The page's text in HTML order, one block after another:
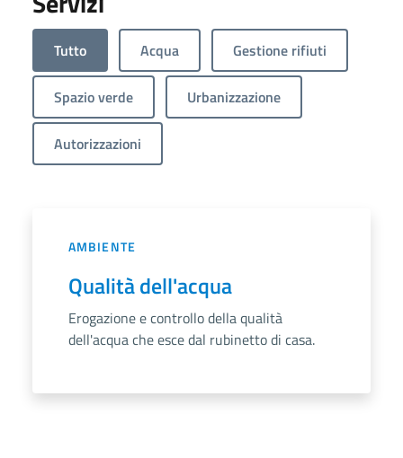
Tutto Acqua Gestione rifiuti
Spazio verde Urbanizzazione
Autorizzazioni
AMBIENTE
Qualità dell'acqua
Erogazione e controllo della qualità
dell'acqua che esce dal rubinetto di casa.